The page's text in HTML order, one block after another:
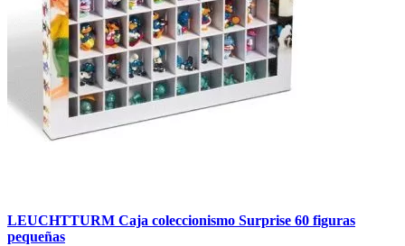
LEUCHTTURM Caja coleccionismo Surprise 60 figuras
pequeñas